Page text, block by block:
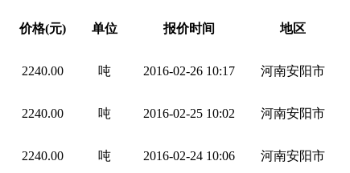
价格(元) 单位 报价时间 地区
2240.00 吨 2016-02-26 10:17 河南安阳市
2240.00 吨 2016-02-25 10:02 河南安阳市
2240.00 吨 2016-02-24 10:06 河南安阳市